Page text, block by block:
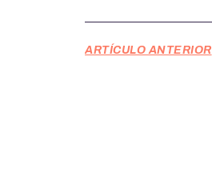
ARTÍCULO ANTERIOR